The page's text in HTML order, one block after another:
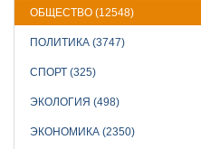
ОБЩЕСТВО (12548)
ПОЛИТИКА (3747)
СПОРТ (325)
ЭКОЛОГИЯ (498)
ЭКОНОМИКА (2350)